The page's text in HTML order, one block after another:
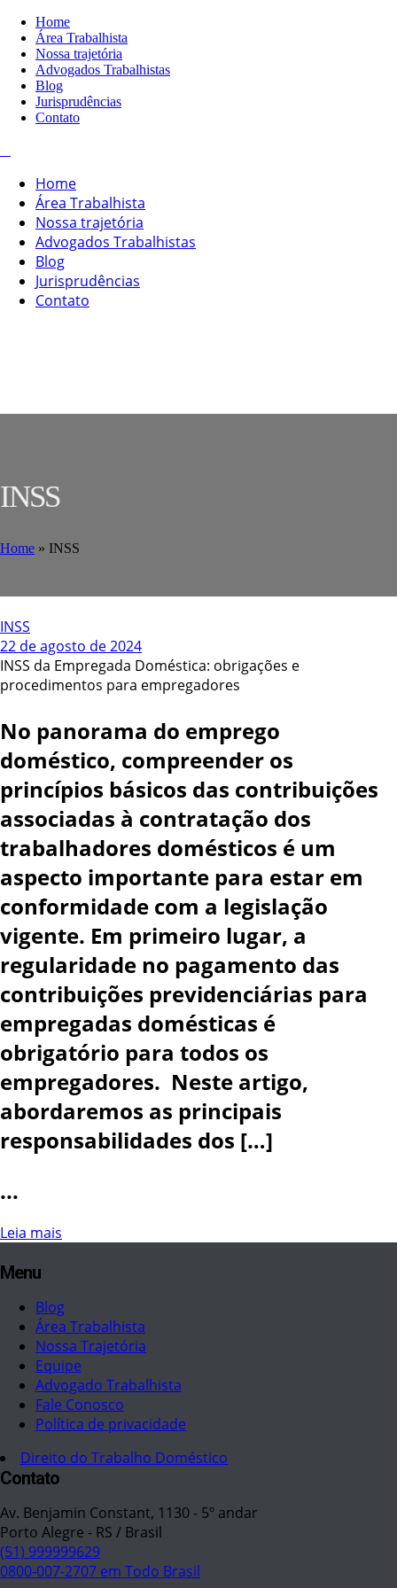
Home
Área Trabalhista
Nossa trajetória
Advogados Trabalhistas
Blog
Jurisprudências
Contato
Home
Área Trabalhista
Nossa trajetória
Advogados Trabalhistas
Blog
Jurisprudências
Contato
INSS
Home » INSS
INSS
22 de agosto de 2024
INSS da Empregada Doméstica: obrigações e
procedimentos para empregadores
No panorama do emprego
doméstico, compreender os
princípios básicos das contribuições
associadas à contratação dos
trabalhadores domésticos é um
aspecto importante para estar em
conformidade com a legislação
vigente. Em primeiro lugar, a
regularidade no pagamento das
contribuições previdenciárias para
empregadas domésticas é
obrigatório para todos os
empregadores. Neste artigo,
abordaremos as principais
responsabilidades dos […]
...
Leia mais
Menu
Blog
Área Trabalhista
Nossa Trajetória
Equipe
Advogado Trabalhista
Fale Conosco
Política de privacidade
Direito do Trabalho Doméstico
Contato
Av. Benjamin Constant, 1130 - 5º andar
Porto Alegre - RS / Brasil
(51) 999999629
0800-007-2707 em Todo Brasil